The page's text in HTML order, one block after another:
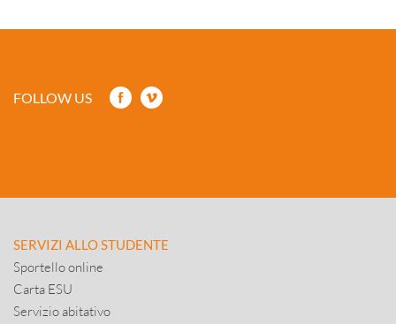
FOLLOW US
SERVIZI ALLO STUDENTE
Sportello online
Carta ESU
Servizio abitativo